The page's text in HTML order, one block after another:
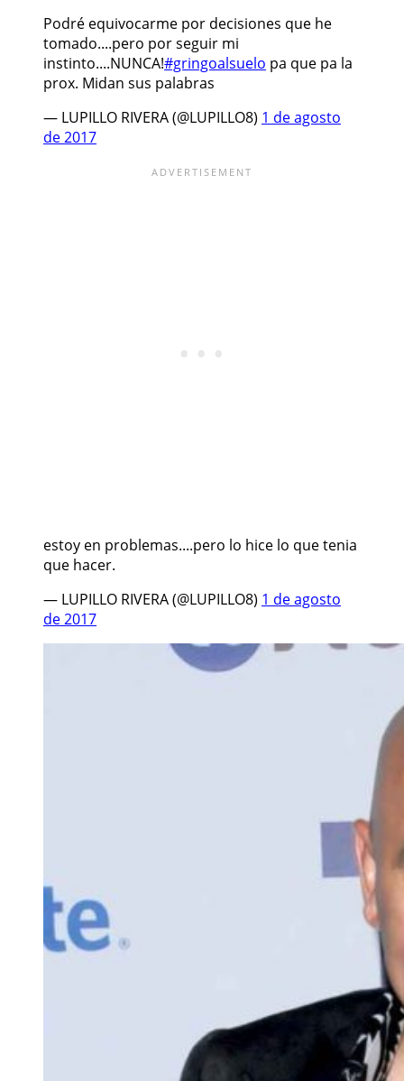
Podré equivocarme por decisiones que he
tomado....pero por seguir mi
instinto....NUNCA!#gringoalsuelo pa que pa la
prox. Midan sus palabras
— LUPILLO RIVERA (@LUPILLO8) 1 de agosto
de 2017
estoy en problemas....pero lo hice lo que tenia
que hacer.
— LUPILLO RIVERA (@LUPILLO8) 1 de agosto
de 2017